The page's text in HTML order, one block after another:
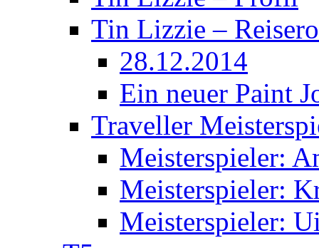
Tin Lizzie –
28.12.2014
Ein neuer Paint
Traveller
Meisterspieler:
Meisterspieler:
Meisterspieler: